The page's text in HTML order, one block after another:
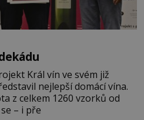
Král vín ve svém již
nejlepší domácí vína.
z celkem 1260 vzorků od
se – i pře